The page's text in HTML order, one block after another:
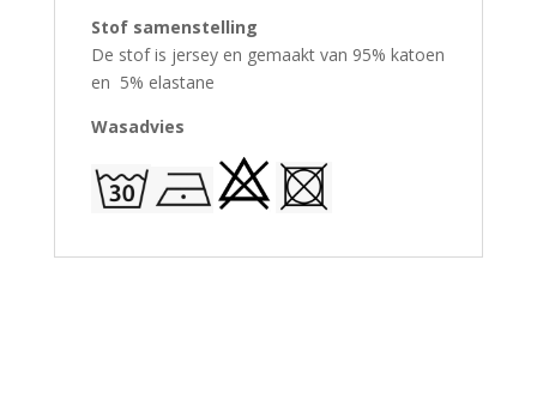
Stof samenstelling
De stof is jersey en gemaakt van 95% katoen
en 5% elastane
Wasadvies